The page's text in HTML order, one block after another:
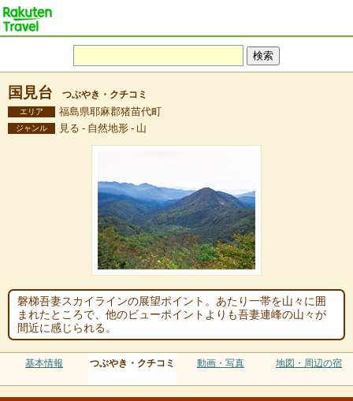
国見台 つぶやき・クチコミ
エリア 福島県耶麻郡猪苗代町
ジャンル 見る - 自然地形 - 山
磐梯吾妻スカイラインの展望ポイント。あたり一帯を山々に囲
まれたところで、他のビューポイントよりも吾妻連峰の山々が
間近に感じられる。
基本情報 つぶやき・クチコミ 動画・写真 地図・周辺の宿